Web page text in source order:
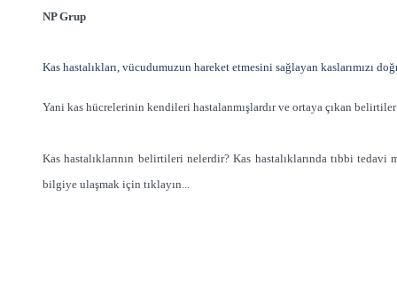
NP Grup
Kas hastalıkları, vücudumuzun hareket etmesini sağlayan kaslarımızı
Yani kas hücrelerinin kendileri hastalanmışlardır ve ortaya çıkan belirtiler
Kas hastalıklarının belirtileri nelerdir? Kas hastalıklarında tıbbi
bilgiye ulaşmak için tıklayın...